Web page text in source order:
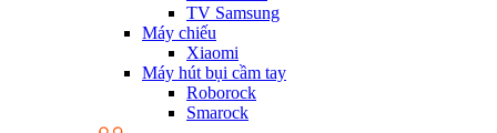
TV Samsung
Máy chiếu
Xiaomi
Máy hút bụi cầm tay
Roborock
Smarock